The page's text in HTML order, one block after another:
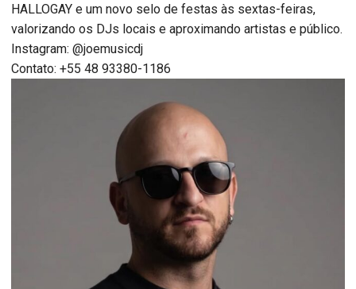
HALLOGAY e um novo selo de festas às sextas-feiras,
valorizando os DJs locais e aproximando artistas e público.
Instagram: @joemusicdj
Contato: +55 48 93380-1186